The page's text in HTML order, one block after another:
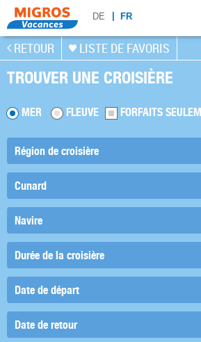
DE FR
RETOUR LISTE DE FAVORIS
TROUVER UNE CROISIÈRE
MER FLEUVE FORFAITS